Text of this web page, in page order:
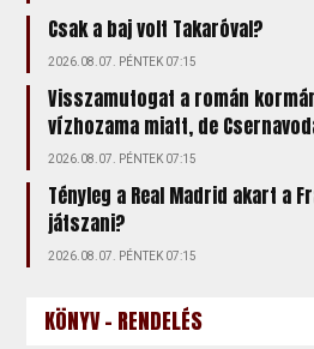
Csak a baj volt Takaróval?
2026.08.07. PÉNTEK 07:15
Visszamutogat a román
vízhozama miatt, de
2026.08.07. PÉNTEK 07:15
Tényleg a Real Madrid akart a
játszani?
2026.08.07. PÉNTEK 07:15
KÖNYV - RENDELÉS